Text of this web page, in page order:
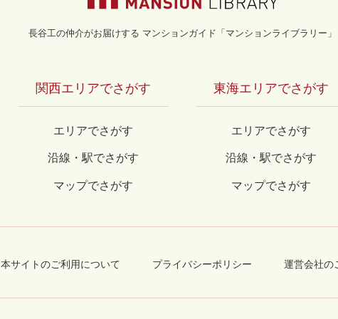
長谷工の仲介がお届けする マンションガイド「マンションライブラリー」
東海エリアでさがす
エリアでさがす
沿線・駅でさがす
マップでさがす
関西エリアでさがす
エリアでさがす
沿線・駅でさがす
マップでさがす
本サイトのご利用について プライバシーポリシー 運営会社の